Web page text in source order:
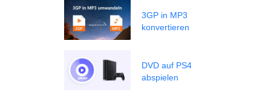
3GP in MP3
konvertieren
DVD auf PS4
abspielen